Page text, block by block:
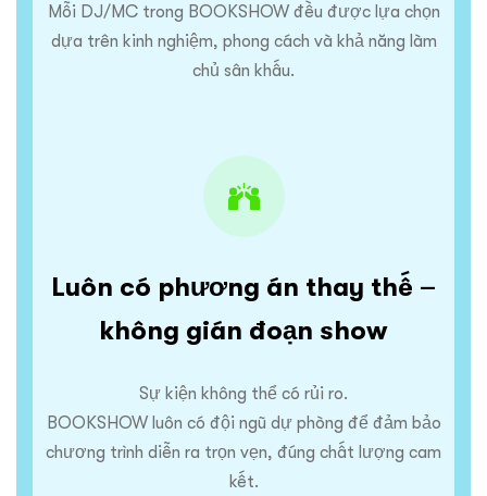
Mỗi DJ/MC trong BOOKSHOW đều được lựa chọn
dựa trên kinh nghiệm, phong cách và khả năng làm
chủ sân khấu.
Luôn có phương án thay thế –
không gián đoạn show
Sự kiện không thể có rủi ro.
BOOKSHOW luôn có đội ngũ dự phòng để đảm bảo
chương trình diễn ra trọn vẹn, đúng chất lượng cam
kết.